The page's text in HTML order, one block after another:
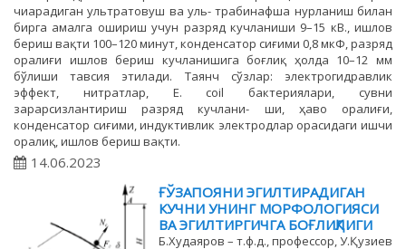
чиарадиган ультратовуш ва уль- трабинафша нурланиш билан
бирга амалга ошириш учун разряд кучланиши 9–15 кВ., ишлов
бериш вақти 100–120 минут, конденсатор сиғими 0,8 мкФ, разряд
оралиғи ишлов бериш кучланишига боғлиқ ҳолда 10–12 мм
бўлиши тавсия этилади. Таянч сўзлар: электрогидравлик
эффект, нитратлар, E. coil бактериялари, сувни
зарарсизлантириш разряд кучлани- ши, ҳаво оралиғи,
конденсатор сиғими, индуктивлик электродлар орасидаги ишчи
оралиқ, ишлов бериш вақти.
14.06.2023
ҒЎЗАПОЯНИ ЭГИЛТИРАДИГАН
КУЧНИ УНИНГ МОРФОЛОГИЯСИ
ВА ЭГИЛТИРГИЧГА БОҒЛИҚЛИГИ
Б.Худаяров – т.ф.д., профессор, У.Қузиев